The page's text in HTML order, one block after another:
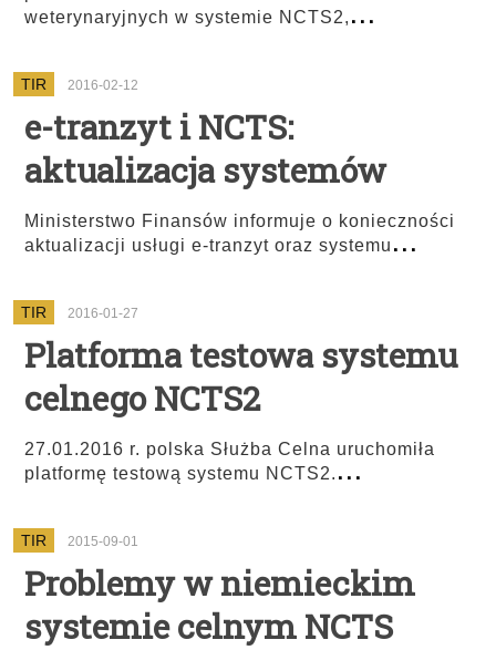
weterynaryjnych w systemie NCTS2, ...
TIR 2016-02-12
e-tranzyt i NCTS:
aktualizacja systemów
Ministerstwo Finansów informuje o konieczności
aktualizacji usługi e-tranzyt oraz systemu...
TIR 2016-01-27
Platforma testowa systemu
celnego NCTS2
27.01.2016 r. polska Służba Celna uruchomiła
platformę testową systemu NCTS2....
TIR 2015-09-01
Problemy w niemieckim
systemie celnym NCTS